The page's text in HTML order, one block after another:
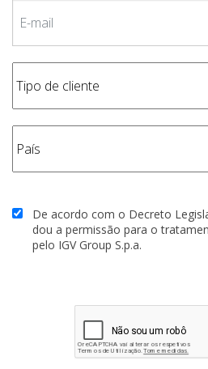
De acordo com o Decreto
dou a permissão para o
pelo IGV Group S.p.a.